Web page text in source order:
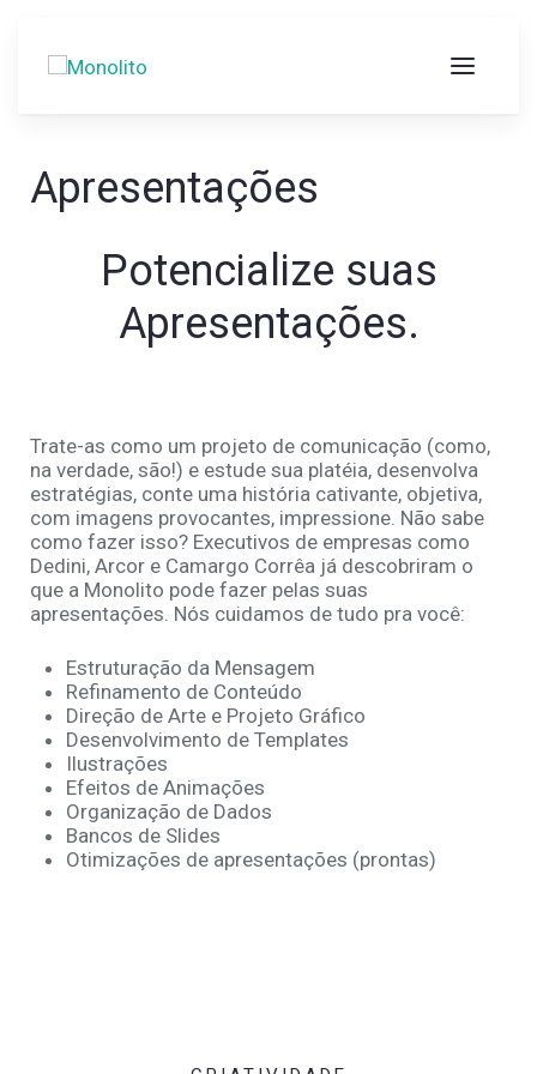
Apresentações
Potencialize suas
Apresentações.
Trate-as como um projeto de comunicação (como,
na verdade, são!) e estude sua platéia, desenvolva
estratégias, conte uma história cativante, objetiva,
com imagens provocantes, impressione. Não sabe
como fazer isso? Executivos de empresas como
Dedini, Arcor e Camargo Corrêa já descobriram o
que a Monolito pode fazer pelas suas
apresentações. Nós cuidamos de tudo pra você:
Estruturação da Mensagem
Refinamento de Conteúdo
Direção de Arte e Projeto Gráfico
Desenvolvimento de Templates
Ilustrações
Efeitos de Animações
Organização de Dados
Bancos de Slides
Otimizações de apresentações (prontas)